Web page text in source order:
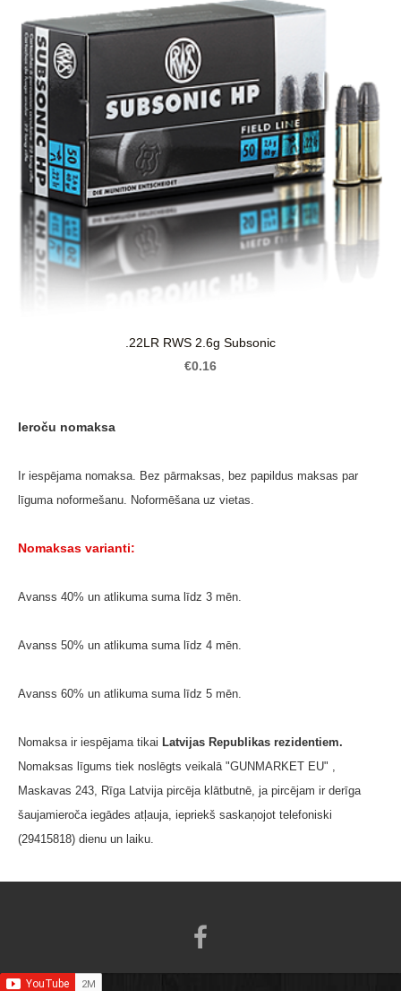
Ieroču nomaksa
Ir iespējama nomaksa. Bez pārmaksas, bez papildus maksas par
līguma noformešanu. Noformēšana uz vietas.
Nomaksas varianti:
Avanss 40% un atlikuma suma līdz 3 mēn.
Avanss 50% un atlikuma suma līdz 4 mēn.
Avanss 60% un atlikuma suma līdz 5 mēn.
Nomaksa ir iespējama tikai Latvijas Republikas rezidentiem.
Nomaksas līgums tiek noslēgts veikalā "GUNMARKET EU" ,
Maskavas 243, Rīga Latvija pircēja klātbutnē, ja pircējam ir derīga
šaujamieroča iegādes atļauja, iepriekš saskaņojot telefoniski
(29415818) dienu un laiku.
.22LR RWS 2.6g Subsonic
€0.16